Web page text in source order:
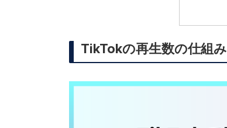
TikTokの再生数の仕組み